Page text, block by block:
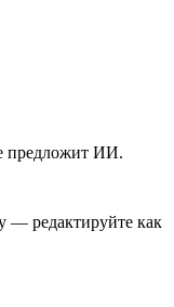
предложит ИИ.
— редактируйте как